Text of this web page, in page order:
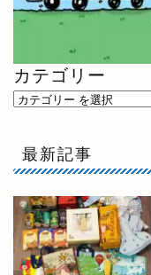
カテゴリー
最新記事